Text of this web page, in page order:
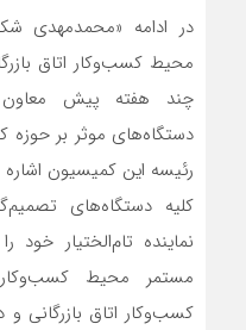
در ادامه «محمدمهدی
محیط کسب‌وکار اتاق
چند هفته پیش معاون
دستگاه‌های موثر بر
رئیسه این کمیسیون اشاره
کلیه دستگاه‌های
مستمر محیط
کسب‌وکار اتاق بازرگانی